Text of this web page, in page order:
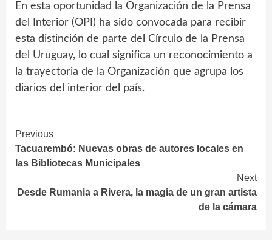
En esta oportunidad la Organización de la Prensa
del Interior (OPI) ha sido convocada para recibir
esta distinción de parte del Círculo de la Prensa
del Uruguay, lo cual significa un reconocimiento a
la trayectoria de la Organización que agrupa los
diarios del interior del país.
Continue
Reading
Previous
Tacuarembó: Nuevas obras de autores locales en
las Bibliotecas Municipales
Next
Desde Rumania a Rivera, la magia de un gran artista
de la cámara